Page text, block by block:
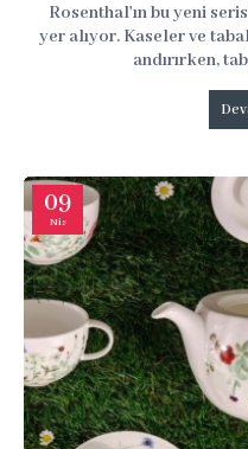
Rosenthal'ın bu yeni
yer alıyor. Kaseler ve
andırırken,
09
Nis